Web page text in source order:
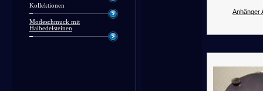
Kollektionen
Modeschmuck mit
Halbedelsteinen
Anhänger